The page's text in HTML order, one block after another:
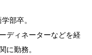
部卒。
ディネーターなどを経
に勤務。